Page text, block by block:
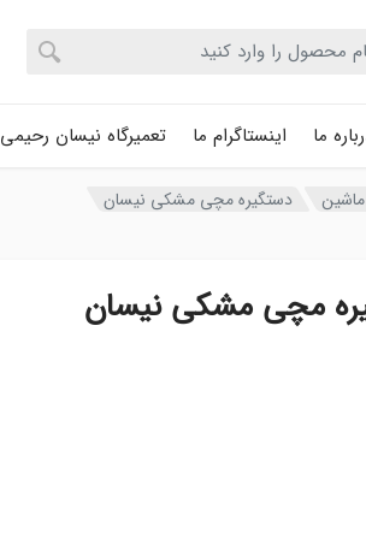
ما اینستاگرام ما تعمیرگاه نیسان رحیمی
دستگیره مچی مشکی نیسان
مچی مشکی نیسان